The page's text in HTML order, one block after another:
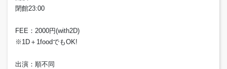
閉館23:00
FEE：2000円(with2D)
※1D＋1foodでもOK!
出演：順不同